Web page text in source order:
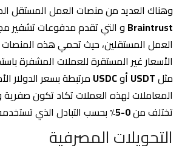
وهناك العديد من منصات العمل المستقل
Braintrustو التي تقدم مدفوعات تشفير
العمل المستقلين، حيث تحمي هذه
الأسعار غير المستقرة للعملات المشفرة
مثلUSDTأوUSDCمرتبطة بسعر الدولار
المعاملات لهذه العملات تكاد تكون
تختلف من0-5٪ بحسب التبادل الذي
التحويلات المصرفية